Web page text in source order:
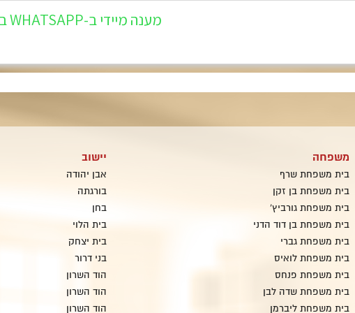
מענה מיידי ב-WHATSAPP במספר 054-5405-944
משפחה יישוב
בית משפחת שרף
אבן יהודה
בית משפחת בן זקן
בורגתה
בית משפחת גורביץ'
בחן
בית משפחת בן דוד הדני
בית הלוי
בית משפחת גברי
בית יצחק
בית משפחת לואיס
בני דרור
בית משפחת פנחס
הוד השרון
בית משפחת שדה לבן
הוד השרון
בית משפחת ליברמן
הוד השרון